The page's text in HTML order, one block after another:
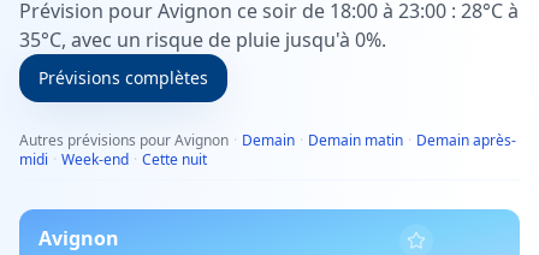
Prévision pour Avignon ce soir de 18:00 à 23:00 : 28°C à
35°C, avec un risque de pluie jusqu'à 0%.
Prévisions complètes
Autres prévisions pour Avignon · Demain · Demain matin · Demain après-
midi · Week-end · Cette nuit
Avignon